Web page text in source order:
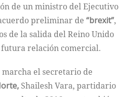
de un ministro del Ejecutivo
preliminar de “brexit”,
de la salida del Reino Unido
futura relación comercial.
el secretario de
Shailesh Vara, partidario